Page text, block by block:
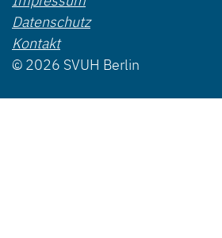
Datenschutz
Kontakt
© 2026 SVUH Berlin